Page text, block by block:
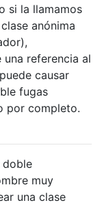
si la llamamos
anónima
referencia al
causar
fugas
por completo.
doble
muy
una clase